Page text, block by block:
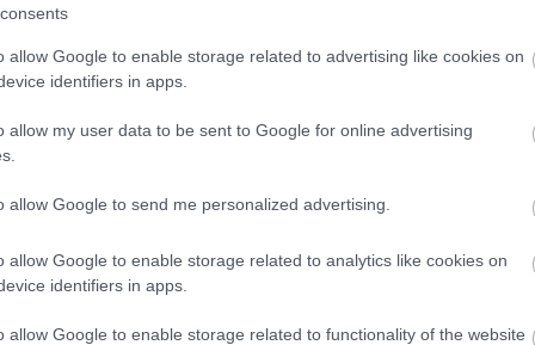
allow Google to enable storage related to advertising like cookies on
identifiers in apps.
allow my user data to be sent to Google for online advertising
allow Google to send me personalized advertising.
allow Google to enable storage related to analytics like cookies on
identifiers in apps.
allow Google to enable storage related to functionality of the website
és befejezett középiskolai tanulmányok